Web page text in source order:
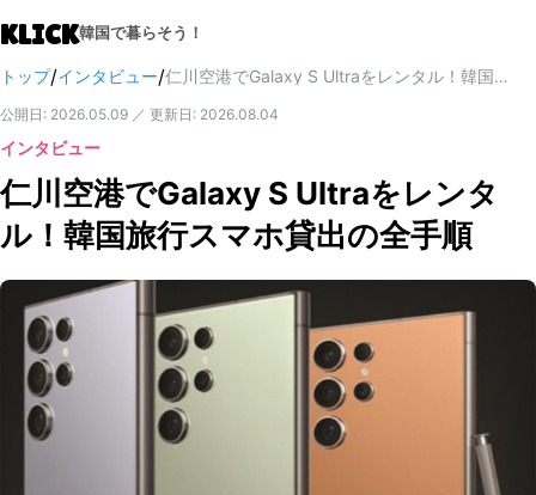
KLICK韓国で暮らそう！
トップ/インタビュー/ 仁川空港でGalaxy S Ultraをレンタル！韓国旅行スマホ貸出の全手順
公開日 : 2026.05.09 ／ 更新日 : 2026.08.04
インタビュー
仁川空港でGalaxy S Ultraをレンタ
ル！韓国旅行スマホ貸出の全手順